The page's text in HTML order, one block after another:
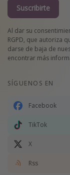
Suscribirte
Al dar su
RGPD, que autoriza
darse de baja de
encontrar más
SÍGUENOS EN
Facebook
TikTok
X
Rss